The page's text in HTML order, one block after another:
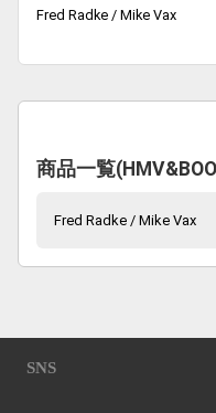
Fred Radke / Mike Vax
商品一覧
Fred Radke / Mike Vax
SNS